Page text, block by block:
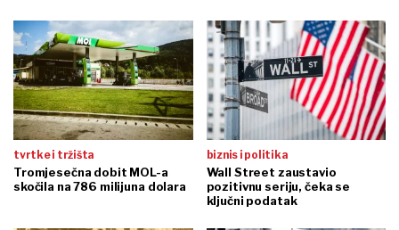
tvrtke i tržišta
Tromjesečna dobit MOL-a
skočila na 786 milijuna dolara
biznis i politika
Wall Street zaustavio
pozitivnu seriju, čeka se
ključni podatak